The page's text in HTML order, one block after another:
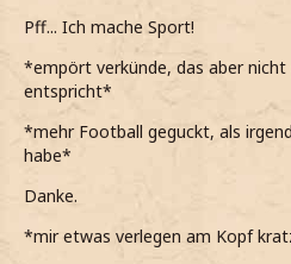
Pff... Ich mache Sport!
*empört verkünde, das aber nicht
entspricht*
*mehr Football geguckt, als
habe*
Danke.
*mir etwas verlegen am Kopf